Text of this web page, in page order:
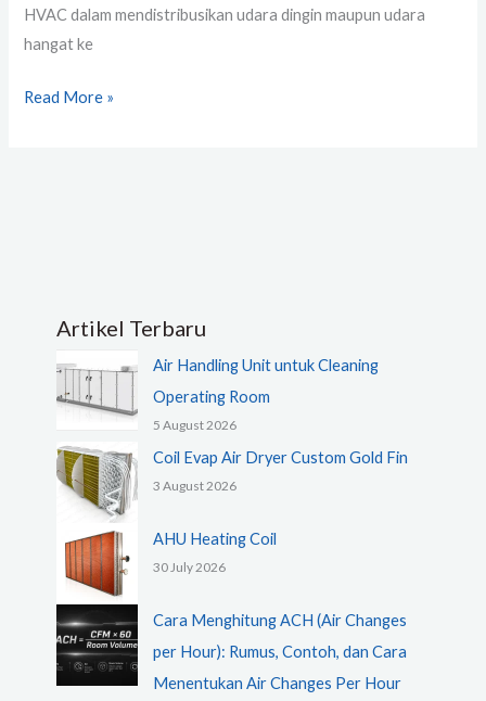
HVAC dalam mendistribusikan udara dingin maupun udara
hangat ke
Read More »
Artikel Terbaru
Air Handling Unit untuk Cleaning
Operating Room
5 August 2026
Coil Evap Air Dryer Custom Gold Fin
3 August 2026
AHU Heating Coil
30 July 2026
Cara Menghitung ACH (Air Changes
per Hour): Rumus, Contoh, dan Cara
Menentukan Air Changes Per Hour